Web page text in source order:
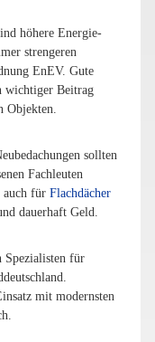
höhere Energie-
strengeren
EnEV. Gute
wichtiger Beitrag
Objekten.
sollten
Fachleuten
auch für Flachdächer
dauerhaft Geld.
Spezialisten für
mit modernsten